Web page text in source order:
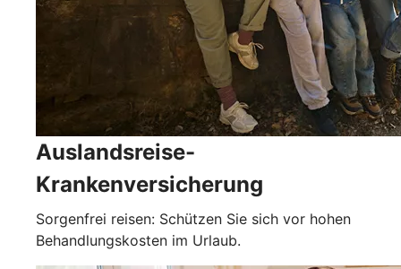
Auslandsreise-
Krankenversicherung
Sorgenfrei reisen: Schützen Sie sich vor hohen
Behandlungskosten im Urlaub.